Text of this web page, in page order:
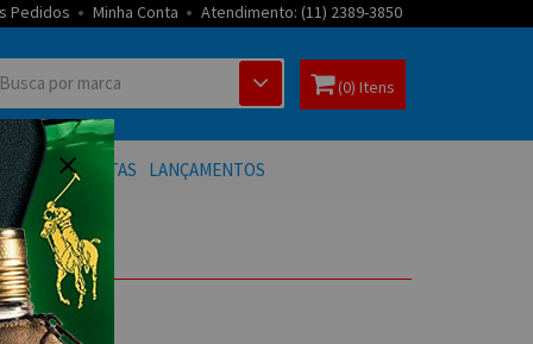
Pedidos Minha Conta Atendimento: (11) 2389-3850
(0) Itens
OFERTAS LANÇAMENTOS